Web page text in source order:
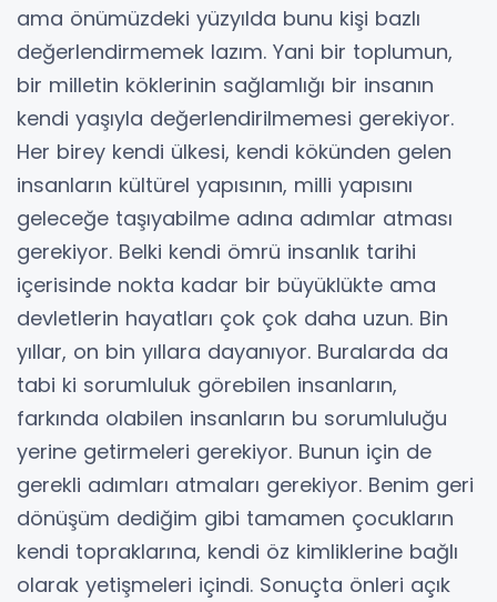
ama önümüzdeki yüzyılda bunu kişi bazlı
değerlendirmemek lazım. Yani bir toplumun,
bir milletin köklerinin sağlamlığı bir insanın
kendi yaşıyla değerlendirilmemesi gerekiyor.
Her birey kendi ülkesi, kendi kökünden gelen
insanların kültürel yapısının, milli yapısını
geleceğe taşıyabilme adına adımlar atması
gerekiyor. Belki kendi ömrü insanlık tarihi
içerisinde nokta kadar bir büyüklükte ama
devletlerin hayatları çok çok daha uzun. Bin
yıllar, on bin yıllara dayanıyor. Buralarda da
tabi ki sorumluluk görebilen insanların,
farkında olabilen insanların bu sorumluluğu
yerine getirmeleri gerekiyor. Bunun için de
gerekli adımları atmaları gerekiyor. Benim geri
dönüşüm dediğim gibi tamamen çocukların
kendi topraklarına, kendi öz kimliklerine bağlı
olarak yetişmeleri içindi. Sonuçta önleri açık